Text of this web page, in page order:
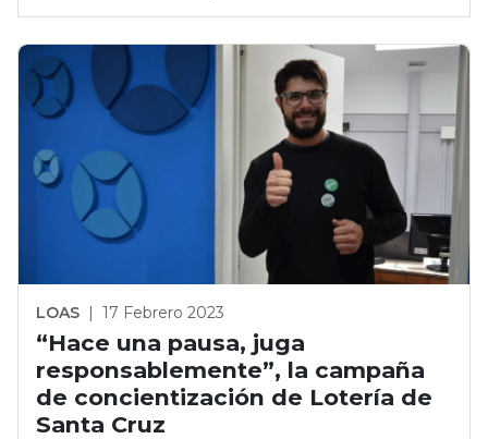
LOAS | 17 Febrero 2023
“Hace una pausa, juga
responsablemente”, la campaña
de concientización de Lotería de
Santa Cruz